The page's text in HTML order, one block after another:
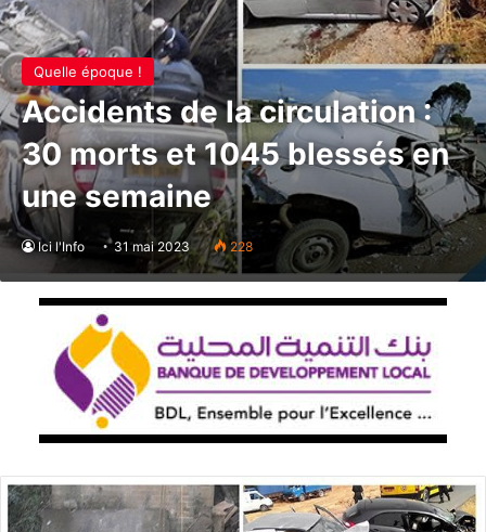
Quelle époque !
Accidents de la circulation :
30 morts et 1045 blessés en
une semaine
Ici l'Info 31 mai 2023 228